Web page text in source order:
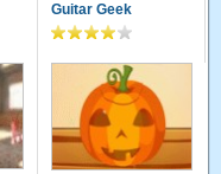
Guitar Geek